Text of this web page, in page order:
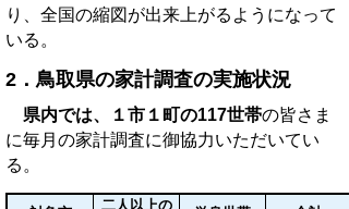
り、全国の縮図が出来上がるようになって
いる。
2．鳥取県の家計調査の実施状況
県内では、１市１町の117世帯の皆さま
に毎月の家計調査に御協力いただいてい
る。
二人以上の